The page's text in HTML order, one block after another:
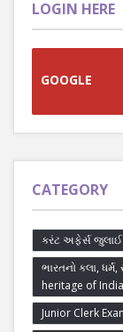
LOGIN HERE
GOOGLE
CATEGORY
કરંટ અફેર્સ જુલાઈ
ભારતનો કલા,
heritage of
Junior Clerk